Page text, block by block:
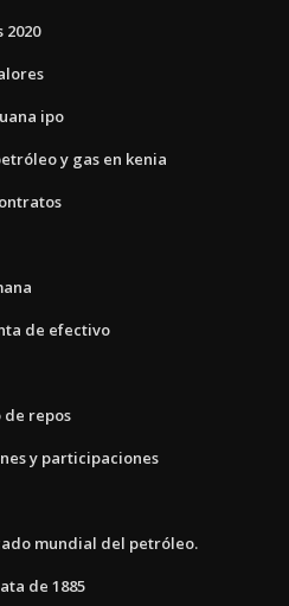
ipo
y gas en kenia
de efectivo
de repos
y participaciones
mundial del petróleo.
de 1885